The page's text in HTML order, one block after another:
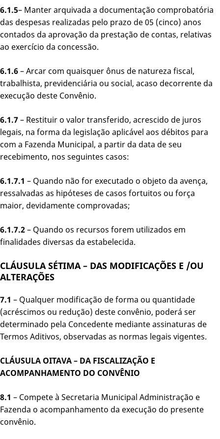
6.1.5– Manter arquivada a documentação comprobatória
das despesas realizadas pelo prazo de 05 (cinco) anos
contados da aprovação da prestação de contas, relativas
ao exercício da concessão.
6.1.6– Arcar com quaisquer ônus de natureza fiscal,
trabalhista, previdenciária ou social, acaso decorrente da
execução deste Convênio.
6.1.7– Restituir o valor transferido, acrescido de juros
legais, na forma da legislação aplicável aos débitos para
com a Fazenda Municipal, a partir da data de seu
recebimento, nos seguintes casos:
6.1.7.1 – Quando não for executado o objeto da avença,
ressalvadas as hipóteses de casos fortuitos ou força
maior, devidamente comprovadas;
6.1.7.2– Quando os recursos forem utilizados em
finalidades diversas da estabelecida.
CLÁUSULA SÉTIMA – DAS MODIFICAÇÕES E /OU
ALTERAÇÕES
7.1 – Qualquer modificação de forma ou quantidade
(acréscimos ou redução) deste convênio, poderá ser
determinado pela Concedente mediante assinaturas de
Termos Aditivos, observadas as normas legais vigentes.
CLÁUSULA OITAVA – DA FISCALIZAÇÃO E
ACOMPANHAMENTO DO CONVÊNIO
8.1 – Compete à Secretaria Municipal Administração e
Fazenda o acompanhamento da execução do presente
convênio.